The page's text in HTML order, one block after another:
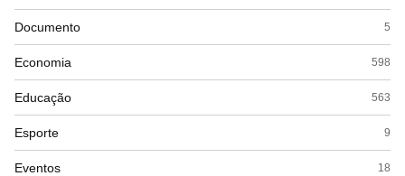
Documento 5
Economia 598
Educação 563
Esporte 9
Eventos 18